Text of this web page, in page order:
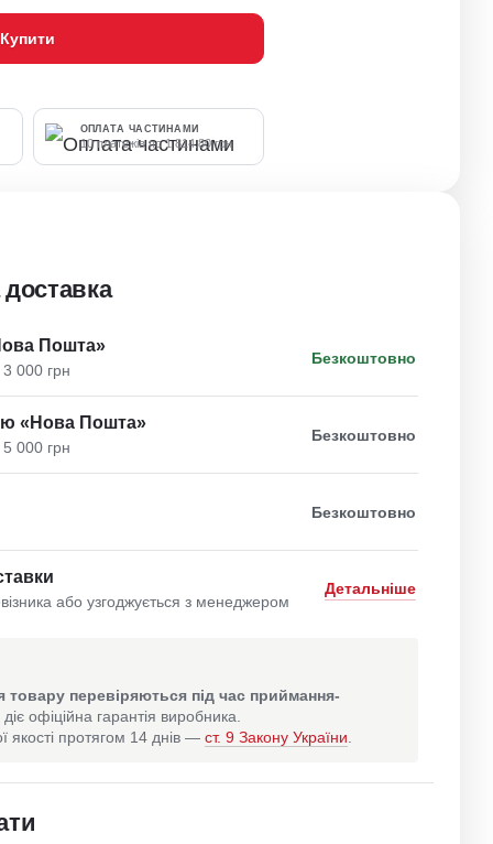
Купити
ОПЛАТА ЧАСТИНАМИ
10 платежів по 1 814.80 грн
Пошта»
000 грн
Безкоштовно
«Нова Пошта»
000 грн
Безкоштовно
Безкоштовно
або узгоджується з менеджером
Детальніше
перевіряються під час приймання-
офіційна гарантія виробника.
якості протягом 14 днів — ст. 9 Закону України